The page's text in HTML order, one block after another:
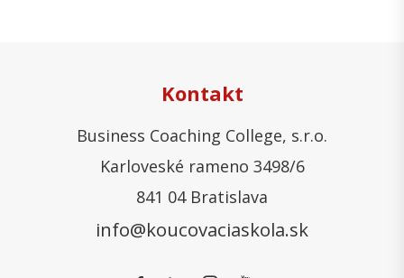
Kontakt
Business Coaching College, s.r.o.
Karloveské rameno 3498/6
841 04 Bratislava
info@koucovaciaskola.sk